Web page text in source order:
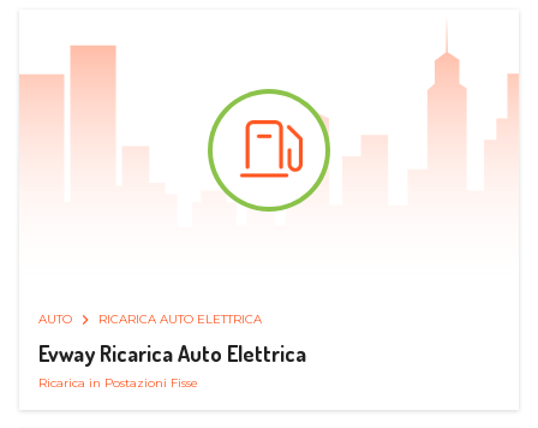
AUTO RICARICA AUTO ELETTRICA
Evway Ricarica Auto Elettrica
Ricarica in Postazioni Fisse